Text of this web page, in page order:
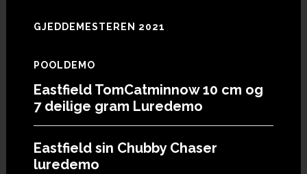
GJEDDEMESTEREN 2021
POOLDEMO
Eastfield TomCatminnow 10 cm og
7 deilige gram Luredemo
Eastfield sin Chubby Chaser
luredemo